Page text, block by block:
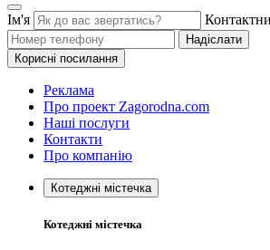
Ім'я
Надіслати
Корисні посилання
Реклама
Про проект Zagorodna.com
Наші послуги
Контакти
Про компанію
Котеджні містечка
Котеджні містечка